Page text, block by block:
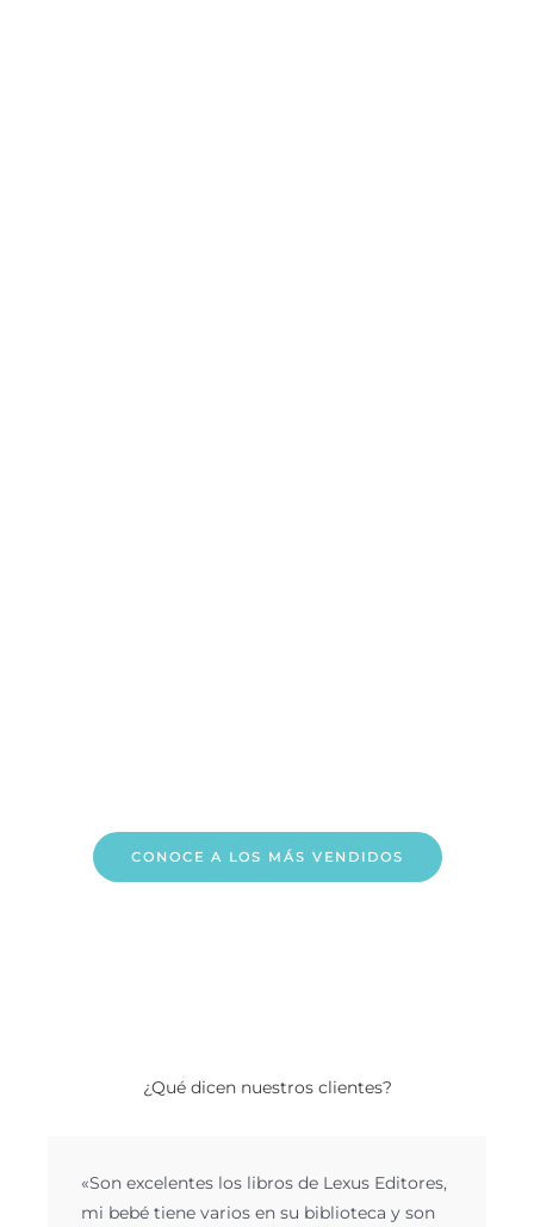
CONOCE A LOS MÁS VENDIDOS
¿Qué dicen nuestros clientes?
«Son excelentes los libros de Lexus Editores,
mi bebé tiene varios en su biblioteca y son